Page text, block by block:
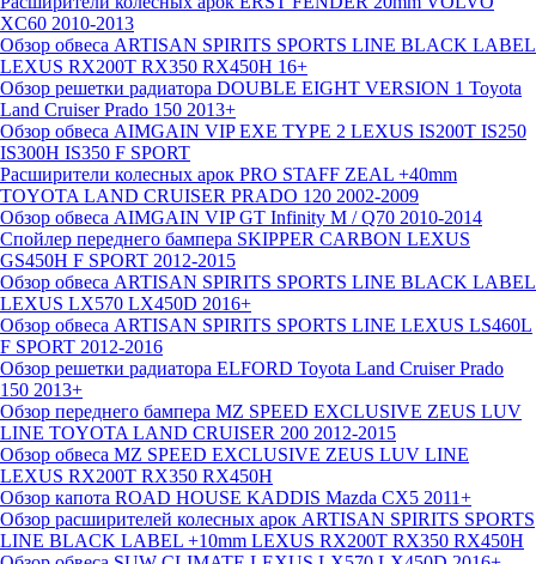
XC60 2010-2013
Обзор обвеса ARTISAN SPIRITS SPORTS LINE BLACK LABEL
LEXUS RX200T RX350 RX450H 16+
Обзор решетки радиатора DOUBLE EIGHT VERSION 1 Toyota
Land Cruiser Prado 150 2013+
Обзор обвеса AIMGAIN VIP EXE TYPE 2 LEXUS IS200T IS250
IS300H IS350 F SPORT
Расширители колесных арок PRO STAFF ZEAL +40mm
TOYOTA LAND CRUISER PRADO 120 2002-2009
Обзор обвеса AIMGAIN VIP GT Infinity M / Q70 2010-2014
Спойлер переднего бампера SKIPPER CARBON LEXUS
GS450H F SPORT 2012-2015
Обзор обвеса ARTISAN SPIRITS SPORTS LINE BLACK LABEL
LEXUS LX570 LX450D 2016+
Обзор обвеса ARTISAN SPIRITS SPORTS LINE LEXUS LS460L
F SPORT 2012-2016
Обзор решетки радиатора ELFORD Toyota Land Cruiser Prado
150 2013+
Обзор переднего бампера MZ SPEED EXCLUSIVE ZEUS LUV
LINE TOYOTA LAND CRUISER 200 2012-2015
Обзор обвеса MZ SPEED EXCLUSIVE ZEUS LUV LINE
LEXUS RX200T RX350 RX450H
Обзор капота ROAD HOUSE KADDIS Mazda CX5 2011+
Обзор расширителей колесных арок ARTISAN SPIRITS SPORTS
LINE BLACK LABEL +10mm LEXUS RX200T RX350 RX450H